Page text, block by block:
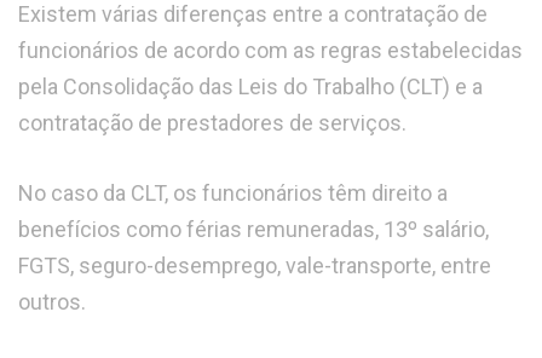
Existem várias diferenças entre a contratação de
funcionários de acordo com as regras estabelecidas
pela Consolidação das Leis do Trabalho (CLT) e a
contratação de prestadores de serviços.
No caso da CLT, os funcionários têm direito a
benefícios como férias remuneradas, 13º salário,
FGTS, seguro-desemprego, vale-transporte, entre
outros.